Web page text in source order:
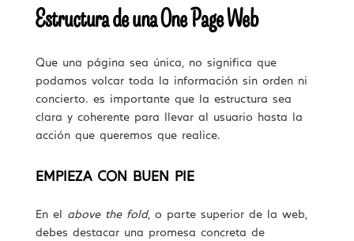
Estructura de una One Page Web
Que una página sea única, no significa que
podamos volcar toda la información sin orden ni
concierto. es importante que la estructura sea
clara y coherente para llevar al usuario hasta la
acción que queremos que realice.
EMPIEZA CON BUEN PIE
En el above the fold, o parte superior de la web,
debes destacar una promesa concreta de